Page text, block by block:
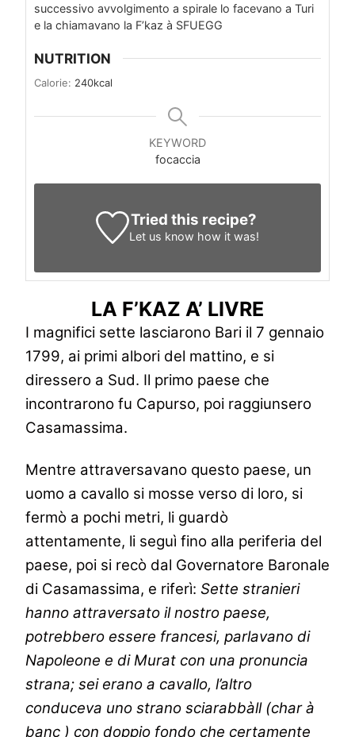
successivo avvolgimento a spirale lo facevano a Turi
e la chiamavano la F’kaz à SFUEGG
NUTRITION
Calorie: 240kcal
KEYWORD
focaccia
Tried this recipe?
Let us know how it was!
LA F’KAZ A’ LIVRE
I magnifici sette lasciarono Bari il 7 gennaio
1799, ai primi albori del mattino, e si
diressero a Sud. Il primo paese che
incontrarono fu Capurso, poi raggiunsero
Casamassima.
Mentre attraversavano questo paese, un
uomo a cavallo si mosse verso di loro, si
fermò a pochi metri, li guardò
attentamente, li seguì fino alla periferia del
paese, poi si recò dal Governatore Baronale
di Casamassima, e riferì: Sette stranieri
hanno attraversato il nostro paese,
potrebbero essere francesi, parlavano di
Napoleone e di Murat con una pronuncia
strana; sei erano a cavallo, l’altro
conduceva uno strano sciarabbàll (char à
banc ) con doppio fondo che certamente